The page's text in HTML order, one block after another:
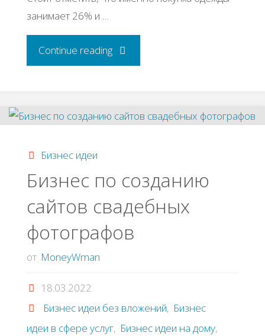
занимает 26% и …
Continue reading"Бизнес-
Интернет-
Бизнес идеи
Бизнес по созданию
сайтов свадебных
фотографов
от MoneyWman
18.03.2022
Бизнес идеи без вложений, Бизнес
идеи в сфере услуг, Бизнес идеи на дому,